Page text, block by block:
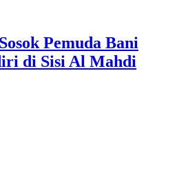
Pemuda Bani
di Sisi Al Mahdi